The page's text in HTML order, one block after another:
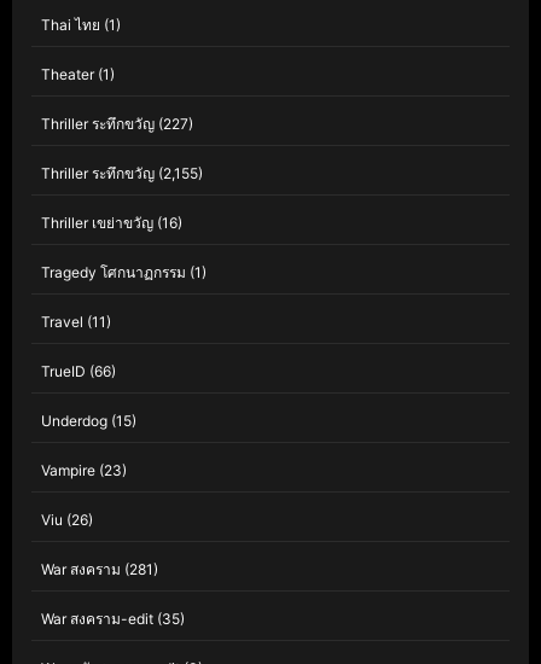
Thai ไทย (1)
Theater(1)
Thriller ระทึกขวัญ (227)
Thriller ระทึกขวัญ (2,155)
Thriller เขย่าขวัญ (16)
Tragedy โศกนาฏกรรม (1)
Travel (11)
TrueID (66)
Underdog (15)
Vampire (23)
Viu (26)
War สงคราม (281)
War สงคราม-edit (35)